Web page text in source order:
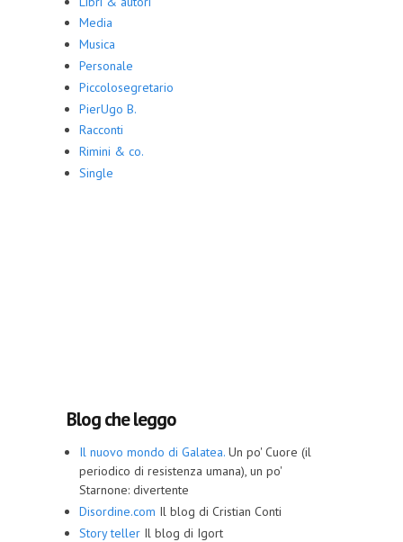
Media
Musica
Personale
Piccolosegretario
PierUgo B.
Racconti
Rimini & co.
Single
Blog che leggo
Il nuovo mondo di Galatea. Un po' Cuore (il
periodico di resistenza umana), un po'
Starnone: divertente
Disordine.com Il blog di Cristian Conti
Story teller Il blog di Igort